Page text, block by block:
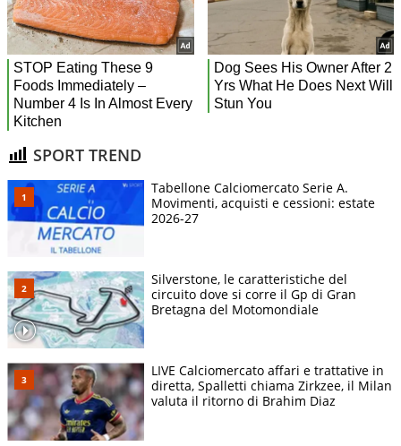
SPORT TREND
Tabellone Calciomercato Serie A.
Movimenti, acquisti e cessioni: estate
2026-27
Silverstone, le caratteristiche del
circuito dove si corre il Gp di Gran
Bretagna del Motomondiale
LIVE Calciomercato affari e trattative in
diretta, Spalletti chiama Zirkzee, il Milan
valuta il ritorno di Brahim Diaz